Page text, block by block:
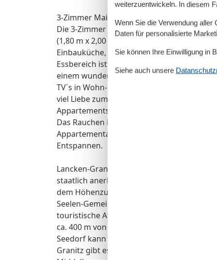
3-Zimmer Maisonettewohnung für 2 bis 5
Die 3-Zimmer Maisonettewohnung
(1,80 m x 2,00 m), einen Wohnraum mit
Einbauküche, einen Essbereich und zwei
Essbereich ist in den großen Wohnraum
einem wunderschönen Blick in die Natur.
TV´s in Wohn- und Schlafzimmern
viel Liebe zum Detail eingerichtet und
Appartements gleich. Alle Appartements
Das Rauchen ist in unseren
Appartementanlage mitten in der Natur
Entspannen.
Lancken-Granitz ist ein kleiner Ort in der
staatlich anerkannte Erholungsort liegt im
dem Höhenzug der Granitz und dem
Seelen-Gemeinde hat sich um eine
touristische Attraktion sind die
ca. 400 m von der Unterkunft entfernt und
Seedorf kann nach einem gemütlichen
Granitz gibt es eine Bushaltestelle der Linie
weiterzuentwickeln. In diesem
Wenn Sie die Verwendung
Daten für personalisierte
Sie können Ihre Einwilligung in
Siehe auch unsere